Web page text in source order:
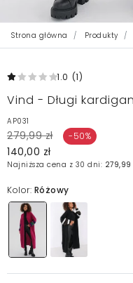
Strona główna Produkty
1.0 (1)
Vind - Długi
AP031
279,99 zł -50%
140,00 zł
Najniższa cena z 30 dni: 279,99
Kolor: Różowy